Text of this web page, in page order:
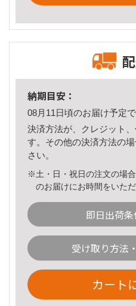
納期目安：
08月11日頃のお届け予定で
決済方法が、クレジット
す。その他の決済方法の
さい。
※土・日・祝日の注文の場
のお届けにお時間をいた
即日出荷
受け取り方法
カート